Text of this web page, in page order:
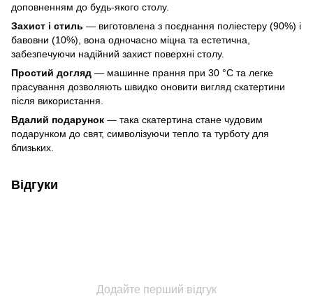
доповненням до будь-якого столу.
Захист і стиль — виготовлена з поєднання поліестеру (90%) і
бавовни (10%), вона одночасно міцна та естетична,
забезпечуючи надійний захист поверхні столу.
Простий догляд — машинне прання при 30 °C та легке
прасування дозволяють швидко оновити вигляд скатертини
після використання.
Вдалий подарунок — така скатертина стане чудовим
подарунком до свят, символізуючи тепло та турботу для
близьких.
Відгуки
Додайте перший відгук